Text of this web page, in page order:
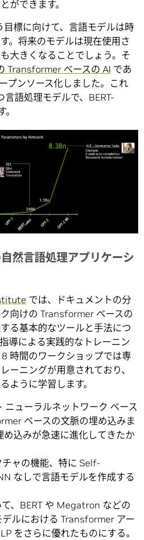
ができます。
目標に向けて、言語モデルは時
。将来のモデルは現在使用さ
大きくなることでしょう。そ
Transformer ベースの AI であ
プンソース化しました。これ
語処理モデルで、BERT-
然言語処理アプリケーシ
では、ドキュメントの分
向けの Transformer ベースの
る基本的なツールと手法につ
導による実践的なトレーニン
時間のワークショップでは専
ーニングが用意されており、
ように学習します。
ューラルネットワーク ベース
ベースの文脈の埋め込みま
め込みが急速に進化してきたか
ャの機能、特に Self-
なしで言語モデルを作成する
、BERT や Megatron などの
ルにおける Transformer アー
をさらに優れたものにする。